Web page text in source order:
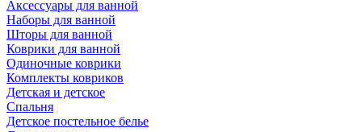
Аксессуары для ванной
Наборы для ванной
Шторы для ванной
Коврики для ванной
Одиночные коврики
Комплекты ковриков
Детская и детское
Спальня
Детское постельное белье